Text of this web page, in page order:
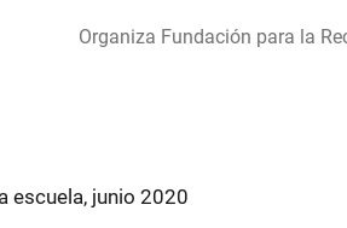
Organiza Fundación para la
escuela, junio 2020